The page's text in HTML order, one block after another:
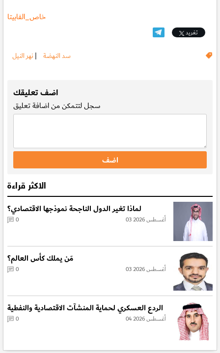
خاص_الفابيتا
تغريد
سد النهضة | نهر النيل
اضف تعليقك
سجللتتمكن من اضافة تعليق
الاكثر قراءة
لماذا تغير الدول الناجحة نموذجها الاقتصادي؟
03 أغسطس 2026 0
مَن يملك كأس العالم؟
03 أغسطس 2026 0
الردع العسكري لحماية المنشآت الاقتصادية والنفطية
04 أغسطس 2026 0